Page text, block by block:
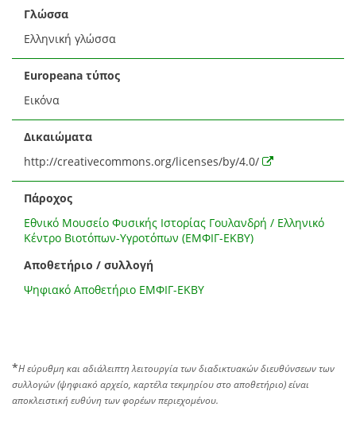
Γλώσσα
Ελληνική γλώσσα
Europeana τύπος
Εικόνα
Δικαιώματα
http://creativecommons.org/licenses/by/4.0/
Πάροχος
Εθνικό Μουσείο Φυσικής Ιστορίας Γουλανδρή / Ελληνικό
Κέντρο Βιοτόπων-Υγροτόπων (ΕΜΦΙΓ-ΕΚΒΥ)
Αποθετήριο / συλλογή
Ψηφιακό Αποθετήριο ΕΜΦΙΓ-ΕΚΒΥ
*Η εύρυθμη και αδιάλειπτη λειτουργία των διαδικτυακών διευθύνσεων των
συλλογών (ψηφιακό αρχείο, καρτέλα τεκμηρίου στο αποθετήριο) είναι
αποκλειστική ευθύνη των φορέων περιεχομένου.